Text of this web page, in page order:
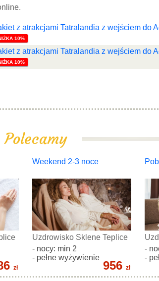
z atrakcjami Tatralandia z wejściem do
10%
z atrakcjami Tatralandia z wejściem do
10%
Polecamy
zł
Weekend 2-3 noce
Uzdrowisko Sklene Teplice
- nocy: min 2
- pełne wyżywienie
956 zł
-
-